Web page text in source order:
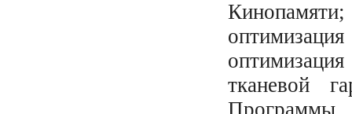
тканевой